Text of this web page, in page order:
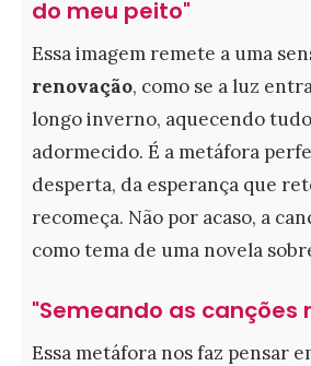
do meu peito"
Essa imagem remete a uma
renovação, como se a luz
longo inverno, aquecendo
adormecido. É a metáfora
desperta, da esperança que
recomeça. Não por acaso, a
como tema de uma novela
"Semeando as canções
Essa metáfora nos faz pensar